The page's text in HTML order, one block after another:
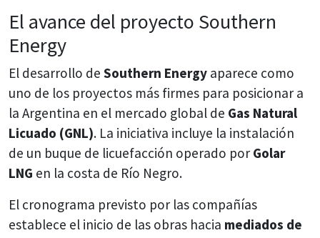
El avance del proyecto Southern
Energy
El desarrollo de Southern Energy aparece como
uno de los proyectos más firmes para posicionar a
la Argentina en el mercado global de Gas Natural
Licuado (GNL). La iniciativa incluye la instalación
de un buque de licuefacción operado por Golar
LNG en la costa de Río Negro.
El cronograma previsto por las compañías
establece el inicio de las obras hacia mediados de